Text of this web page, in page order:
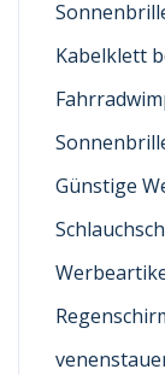
Kabelklett
Günstige